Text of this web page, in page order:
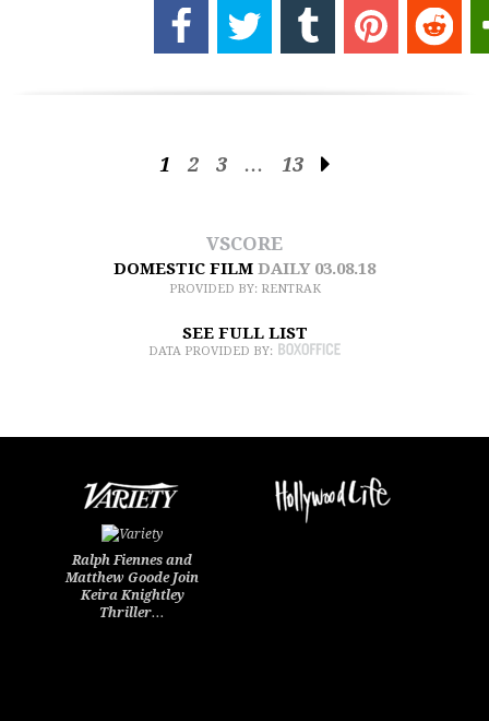
1 2 3 … 13
VSCORE
DOMESTIC FILM DAILY 03.08.18
PROVIDED BY: RENTRAK
SEE FULL LIST
DATA PROVIDED BY:
Ralph Fiennes and
Matthew Goode Join
Keira Knightley
Thriller…